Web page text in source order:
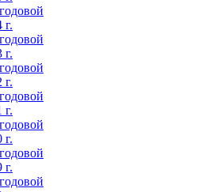
г.
г.
г.
г.
г.
г.